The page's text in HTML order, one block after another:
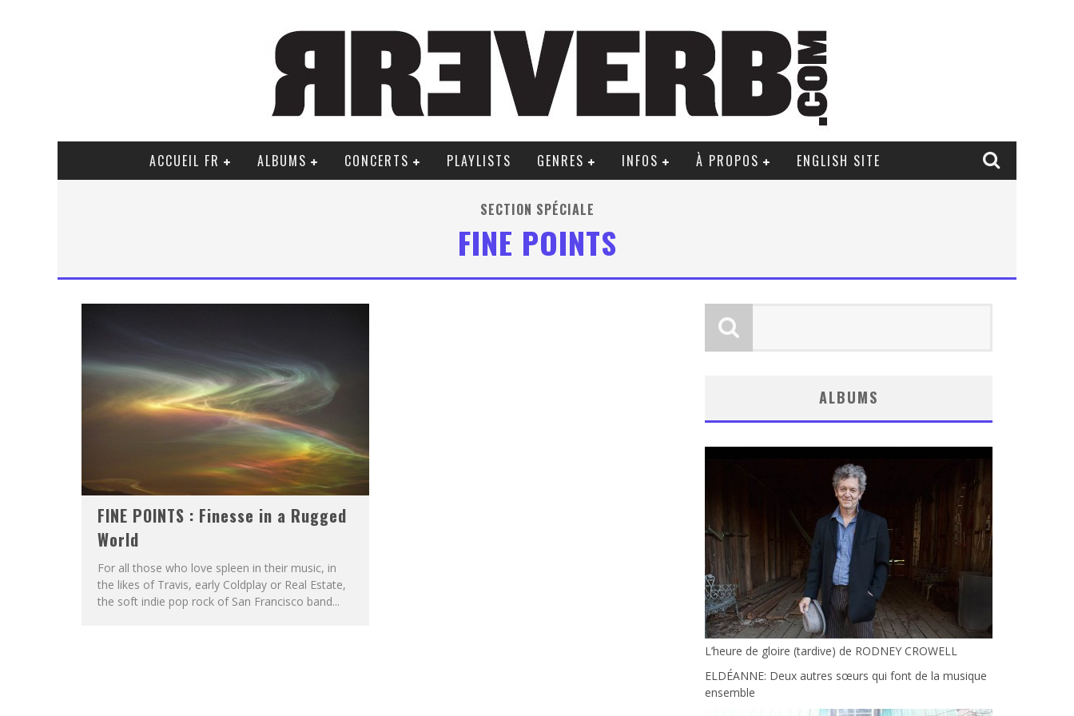
ACCUEIL FR ALBUMS CONCERTS PLAYLISTS GENRES INFOS À PROPOS ENGLISH SITE
SECTION SPÉCIALE
FINE POINTS
FINE POINTS : Finesse in a Rugged
World
For all those who love spleen in their music, in
the likes of Travis, early Coldplay or Real Estate,
the soft indie pop rock of San Francisco band...
ALBUMS
L’heure de gloire (tardive) de RODNEY CROWELL
ELDÉANNE: Deux autres sœurs qui font de la musique
ensemble